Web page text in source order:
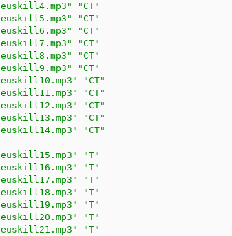
"CT"
"CT"
"CT"
"CT"
"CT"
"CT"
"CT"
"CT"
"CT"
"CT"
"CT"
"T"
"T"
"T"
"T"
"T"
"T"
"T"